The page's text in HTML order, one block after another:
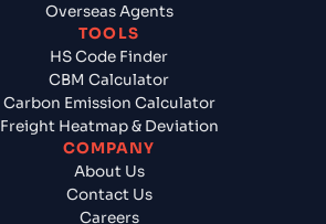
Overseas Agents
TOOLS
HS Code Finder
CBM Calculator
Carbon Emission Calculator
Freight Heatmap & Deviation
COMPANY
About Us
Contact Us
Careers